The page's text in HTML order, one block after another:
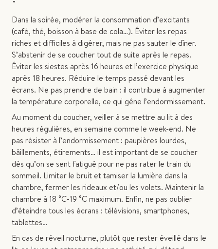
Dans la soirée, modérer la consommation d’excitants
(café, thé, boisson à base de cola…). Éviter les repas
riches et difficiles à digérer, mais ne pas sauter le dîner.
S’abstenir de se coucher tout de suite après le repas.
Éviter les siestes après 16 heures et l’exercice physique
après 18 heures. Réduire le temps passé devant les
écrans. Ne pas prendre de bain : il contribue à augmenter
la température corporelle, ce qui gêne l’endormissement.
Au moment du coucher, veiller à se mettre au lit à des
heures régulières, en semaine comme le week-end. Ne
pas résister à l’endormissement : paupières lourdes,
bâillements, étirements… il est important de se coucher
dès qu’on se sent fatigué pour ne pas rater le train du
sommeil. Limiter le bruit et tamiser la lumière dans la
chambre, fermer les rideaux et/ou les volets. Maintenir la
chambre à 18 °C-19 °C maximum. Enfin, ne pas oublier
d’éteindre tous les écrans : télévisions, smartphones,
tablettes…
En cas de réveil nocturne, plutôt que rester éveillé dans le